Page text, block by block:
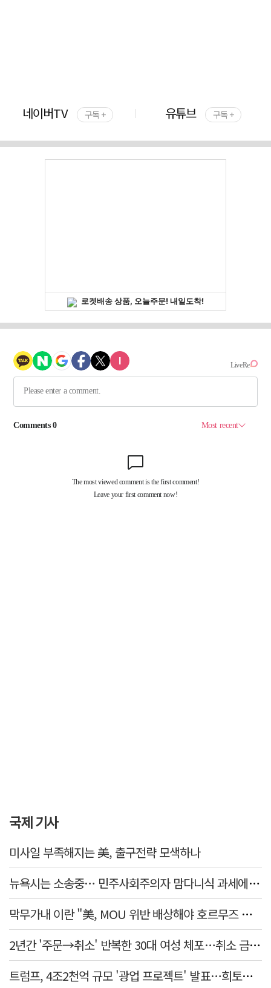
네이버TV 구독 + 유튜브 구독 +
국제 기사
미사일 부족해지는 美, 출구전략 모색하나
뉴욕시는 소송중… 민주사회주의자 맘다니식 과세에 저항 잇따라
막무가내 이란 "美, MOU 위반 배상해야 호르무즈 재개방"
2년간 '주문→취소' 반복한 30대 여성 체포…취소 금액만 400억 원
트럼프, 4조2천억 규모 '광업 프로젝트' 발표…희토류 탈중국 속도